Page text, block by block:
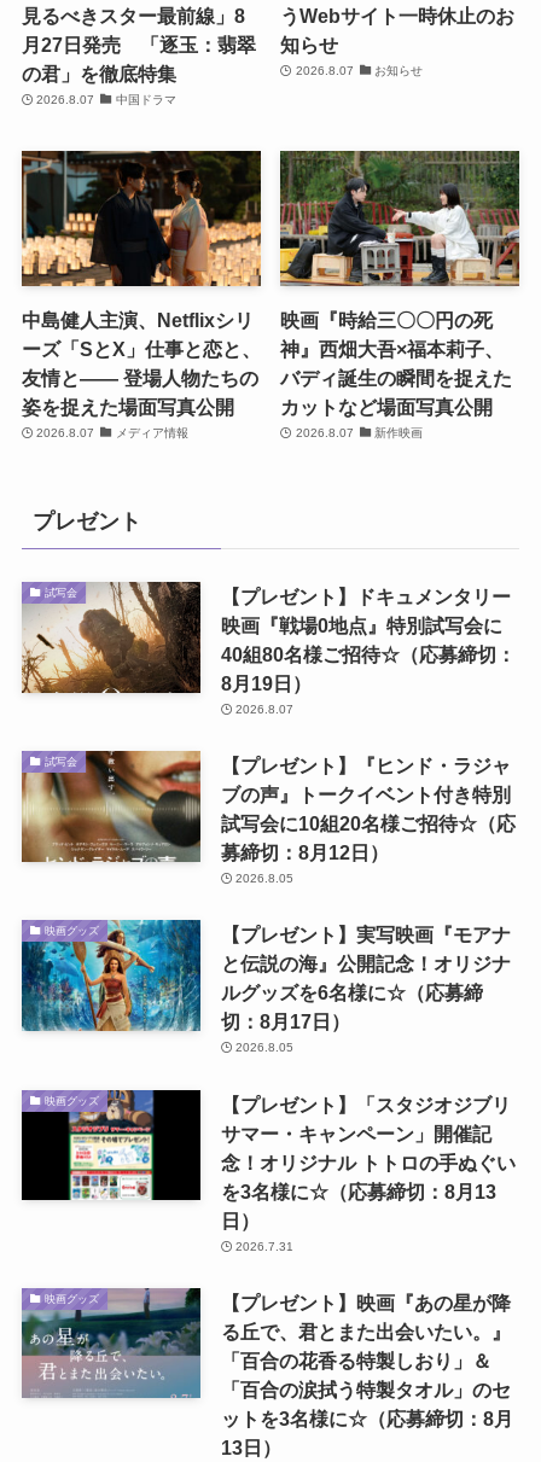
見るべきスター最前線」8
月27日発売 「逐玉：翡翠
の君」を徹底特集
2026.8.07 中国ドラマ
うWebサイト一時休止のお
知らせ
2026.8.07 お知らせ
中島健人主演、Netflixシリ
ーズ「SとX」仕事と恋と、
友情と―― 登場人物たちの
姿を捉えた場面写真公開
2026.8.07 メディア情報
映画『時給三〇〇円の死
神』西畑大吾×福本莉子、
バディ誕生の瞬間を捉えた
カットなど場面写真公開
2026.8.07 新作映画
プレゼント
試写会
【プレゼント】ドキュメンタリー
映画『戦場0地点』特別試写会に
40組80名様ご招待☆（応募締切：
8月19日）
2026.8.07
試写会
【プレゼント】『ヒンド・ラジャ
ブの声』トークイベント付き特別
試写会に10組20名様ご招待☆（応
募締切：8月12日）
2026.8.05
映画グッズ
【プレゼント】実写映画『モアナ
と伝説の海』公開記念！オリジナ
ルグッズを6名様に☆（応募締
切：8月17日）
2026.8.05
映画グッズ
【プレゼント】「スタジオジブリ
サマー・キャンペーン」開催記
念！オリジナル トトロの手ぬぐい
を3名様に☆（応募締切：8月13
日）
2026.7.31
映画グッズ
【プレゼント】映画『あの星が降
る丘で、君とまた出会いたい。』
「百合の花香る特製しおり」＆
「百合の涙拭う特製タオル」のセ
ットを3名様に☆（応募締切：8月
13日）